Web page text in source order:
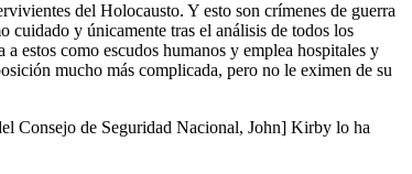
del Holocausto. Y esto son crímenes de guerra
cuidado y únicamente tras el análisis de todos los
estos como escudos humanos y emplea hospitales y
mucho más complicada, pero no le eximen de su
Consejo de Seguridad Nacional, John] Kirby lo ha